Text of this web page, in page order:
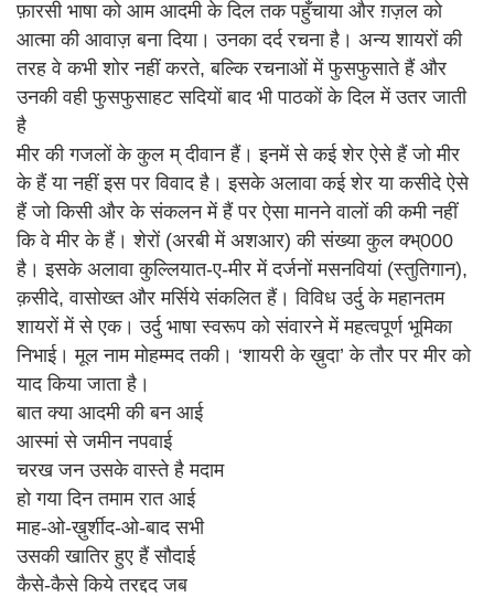
फ़ारसी भाषा को आम आदमी के दिल तक पहुँचाया और ग़ज़ल को
आत्मा की आवाज़ बना दिया। उनका दर्द रचना है। अन्य शायरों की
तरह वे कभी शोर नहीं करते, बल्कि रचनाओं में फुसफुसाते हैं और
उनकी वही फुसफुसाहट सदियों बाद भी पाठकों के दिल में उतर जाती
है
मीर की गजलों के कुल म् दीवान हैं। इनमें से कई शेर ऐसे हैं जो मीर
के हैं या नहीं इस पर विवाद है। इसके अलावा कई शेर या कसीदे ऐसे
हैं जो किसी और के संकलन में हैं पर ऐसा मानने वालों की कमी नहीं
कि वे मीर के हैं। शेरों (अरबी में अशआर) की संख्या कुल क्भ्000
है। इसके अलावा कुल्लियात-ए-मीर में दर्जनों मसनवियां (स्तुतिगान),
क़सीदे, वासोख्त और मर्सिये संकलित हैं। विविध उर्दु के महानतम
शायरों में से एक। उर्दु भाषा स्वरूप को संवारने में महत्वपूर्ण भूमिका
निभाई। मूल नाम मोहम्मद तकी। ‘शायरी के ख़ुदा’ के तौर पर मीर को
याद किया जाता है।
बात क्या आदमी की बन आई
आस्मां से जमीन नपवाई
चरख जन उसके वास्ते है मदाम
हो गया दिन तमाम रात आई
माह-ओ-ख़ुर्शीद-ओ-बाद सभी
उसकी खातिर हुए हैं सौदाई
कैसे-कैसे किये तरद्दद जब